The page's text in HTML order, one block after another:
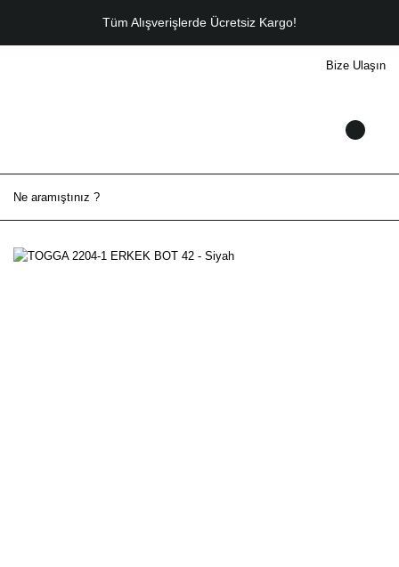
Tüm Alışverişlerde Ücretsiz Kargo!
Bize Ulaşın